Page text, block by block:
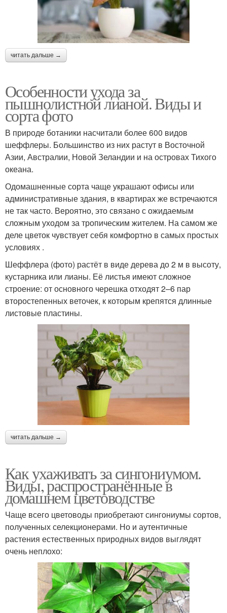
читать дальше →
Особенности ухода за
пышнолистной лианой. Виды и
сорта фото
В природе ботаники насчитали более 600 видов
шеффлеры. Большинство из них растут в Восточной
Азии, Австралии, Новой Зеландии и на островах Тихого
океана.
Одомашненные сорта чаще украшают офисы или
административные здания, в квартирах же встречаются
не так часто. Вероятно, это связано с ожидаемым
сложным уходом за тропическим жителем. На самом же
деле цветок чувствует себя комфортно в самых простых
условиях .
Шеффлера (фото) растёт в виде дерева до 2 м в высоту,
кустарника или лианы. Её листья имеют сложное
строение: от основного черешка отходят 2–6 пар
второстепенных веточек, к которым крепятся длинные
листовые пластины.
читать дальше →
Как ухаживать за сингониумом.
Виды, распространённые в
домашнем цветоводстве
Чаще всего цветоводы приобретают сингониумы сортов,
полученных селекционерами. Но и аутентичные
растения естественных природных видов выглядят
очень неплохо: